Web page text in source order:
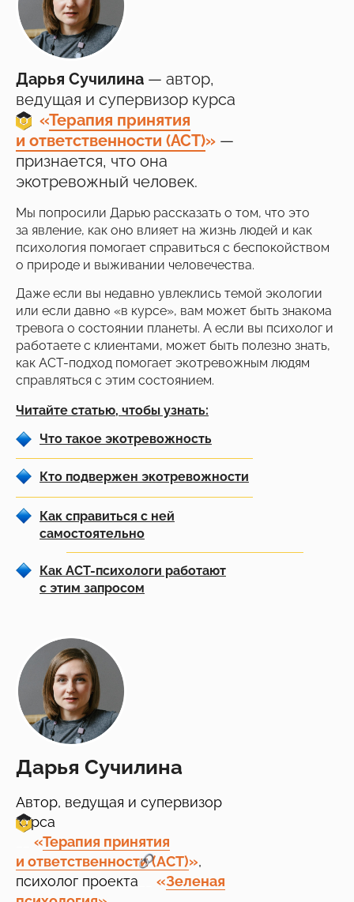
Дарья Сучилина — автор,
ведущая и супервизор курса
___ «Терапия принятия
и ответственности (АСТ)» —
признается, что она
экотревожный человек.
Мы попросили Дарью рассказать о том, что это
за явление, как оно влияет на жизнь людей и как
психология помогает справиться с беспокойством
о природе и выживании человечества.
Даже если вы недавно увлеклись темой экологии
или если давно «в курсе», вам может быть знакома
тревога о состоянии планеты. А если вы психолог и
работаете с клиентами, может быть полезно знать,
как АСТ-подход помогает экотревожным людям
справляться с этим состоянием.
Как справиться с ней
самостоятельно
Что такое экотревожность
Читайте статью, чтобы узнать:
Кто подвержен экотревожности
Как АСТ-психологи работают
с этим запросом
Дарья Сучилина
Автор, ведущая и супервизор
курса
«Терапия принятия
и ответственности (АСТ)»,
психолог проекта
«Зеленая